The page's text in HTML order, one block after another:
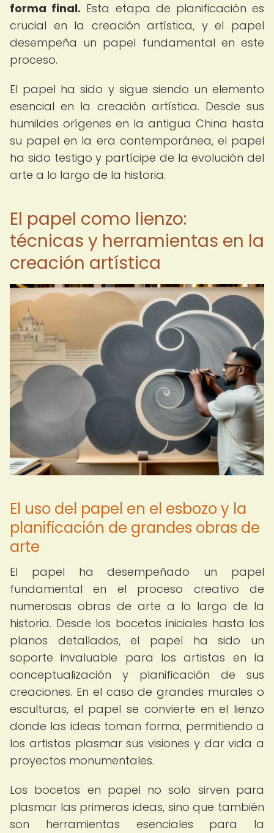
forma final. Esta etapa de planificación es
crucial en la creación artística, y el papel
desempeña un papel fundamental en este
proceso.
El papel ha sido y sigue siendo un elemento
esencial en la creación artística. Desde sus
humildes orígenes en la antigua China hasta
su papel en la era contemporánea, el papel
ha sido testigo y partícipe de la evolución del
arte a lo largo de la historia.
El papel como lienzo:
técnicas y herramientas en la
creación artística
El uso del papel en el esbozo y la
planificación de grandes obras de
arte
El papel ha desempeñado un papel
fundamental en el proceso creativo de
numerosas obras de arte a lo largo de la
historia. Desde los bocetos iniciales hasta los
planos detallados, el papel ha sido un
soporte invaluable para los artistas en la
conceptualización y planificación de sus
creaciones. En el caso de grandes murales o
esculturas, el papel se convierte en el lienzo
donde las ideas toman forma, permitiendo a
los artistas plasmar sus visiones y dar vida a
proyectos monumentales.
Los bocetos en papel no solo sirven para
plasmar las primeras ideas, sino que también
son herramientas esenciales para la